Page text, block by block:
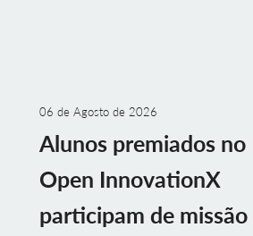
06 de Agosto de 2026
Alunos premiados no
Open InnovationX
participam de missão